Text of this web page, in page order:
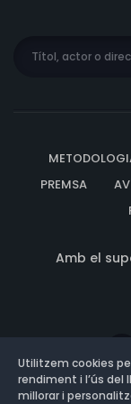
PREMSA
Amb el
Utilitzem cookies
rendiment i l’ús del
millorar i